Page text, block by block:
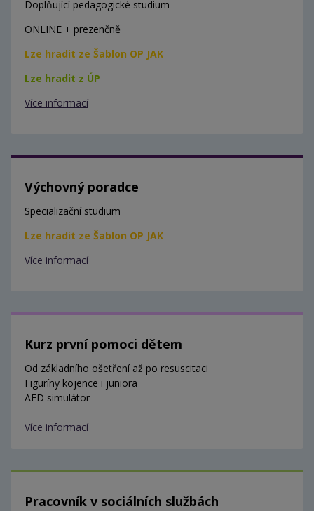
Doplňující pedagogické studium
ONLINE + prezenčně
Lze hradit ze Šablon OP JAK
Lze hradit z ÚP
Více informací
Výchovný poradce
Specializační studium
Lze hradit ze Šablon OP JAK
Více informací
Kurz první pomoci dětem
Od základního ošetření až po resuscitaci
Figuríny kojence i juniora
AED simulátor
Více informací
Pracovník v sociálních službách